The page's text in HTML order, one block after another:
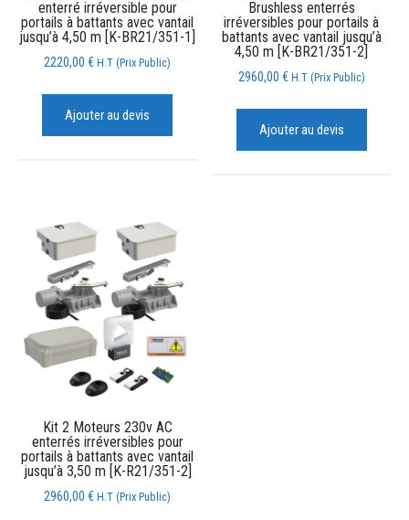
enterré irréversible pour
portails à battants avec vantail
jusqu’à 4,50 m [K-BR21/351-1]
2220,00€ H.T (Prix Public)
Ajouter au devis
Brushless enterrés
irréversibles pour portails à
battants avec vantail jusqu’à
4,50 m [K-BR21/351-2]
2960,00 € H.T (Prix Public)
Ajouter au devis
Kit 2 Moteurs 230v AC
enterrés irréversibles pour
portails à battants avec vantail
jusqu’à 3,50 m [K-R21/351-2]
2960,00€ H.T (Prix Public)